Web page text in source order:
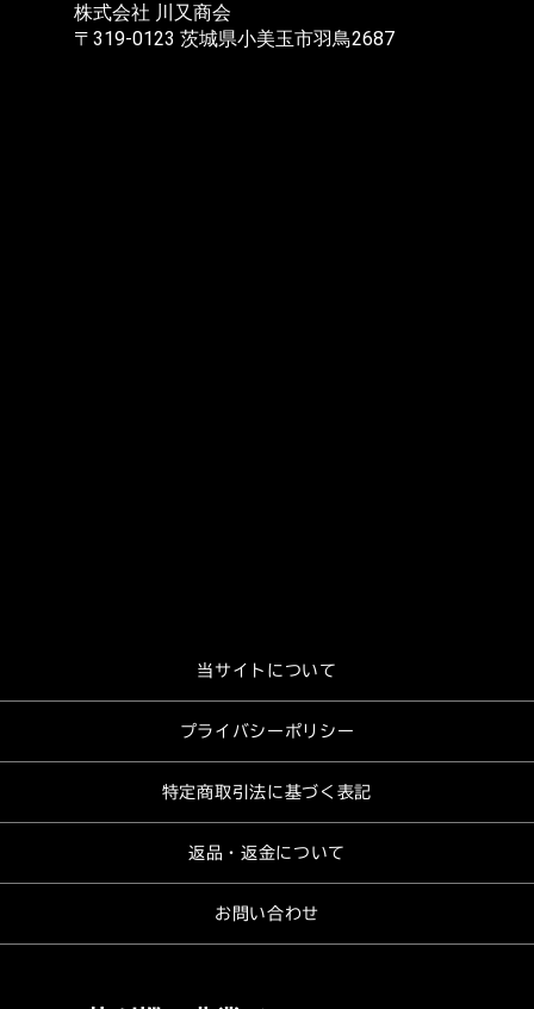
株式会社 川又商会
〒319-0123 茨城県小美玉市羽鳥2687
当サイトについて
プライバシーポリシー
特定商取引法に基づく表記
返品・返金について
お問い合わせ